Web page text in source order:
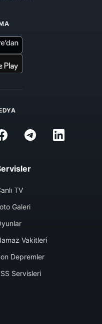
TV
Galeri
Vakitleri
Depremler
Servisleri